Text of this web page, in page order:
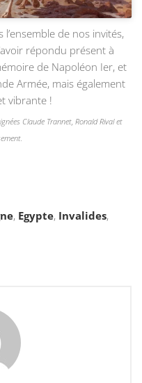
de nos invités,
répondu présent à
de Napoléon Ier, et
Armée, mais également
vibrante !
Claude Trannet, Ronald Rival et
, Egypte, Invalides,